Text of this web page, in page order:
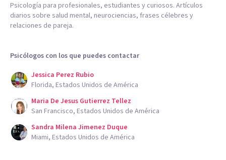
Psicología para profesionales, estudiantes y curiosos. Artículos
diarios sobre salud mental, neurociencias, frases célebres y
relaciones de pareja.
Psicólogos con los que puedes contactar
Jessica Perez Rubio
Florida, Estados Unidos de América
Maria De Jesus Gutierrez Tellez
San Francisco, Estados Unidos de América
Sandra Milena Jimenez Duque
Miami, Estados Unidos de América